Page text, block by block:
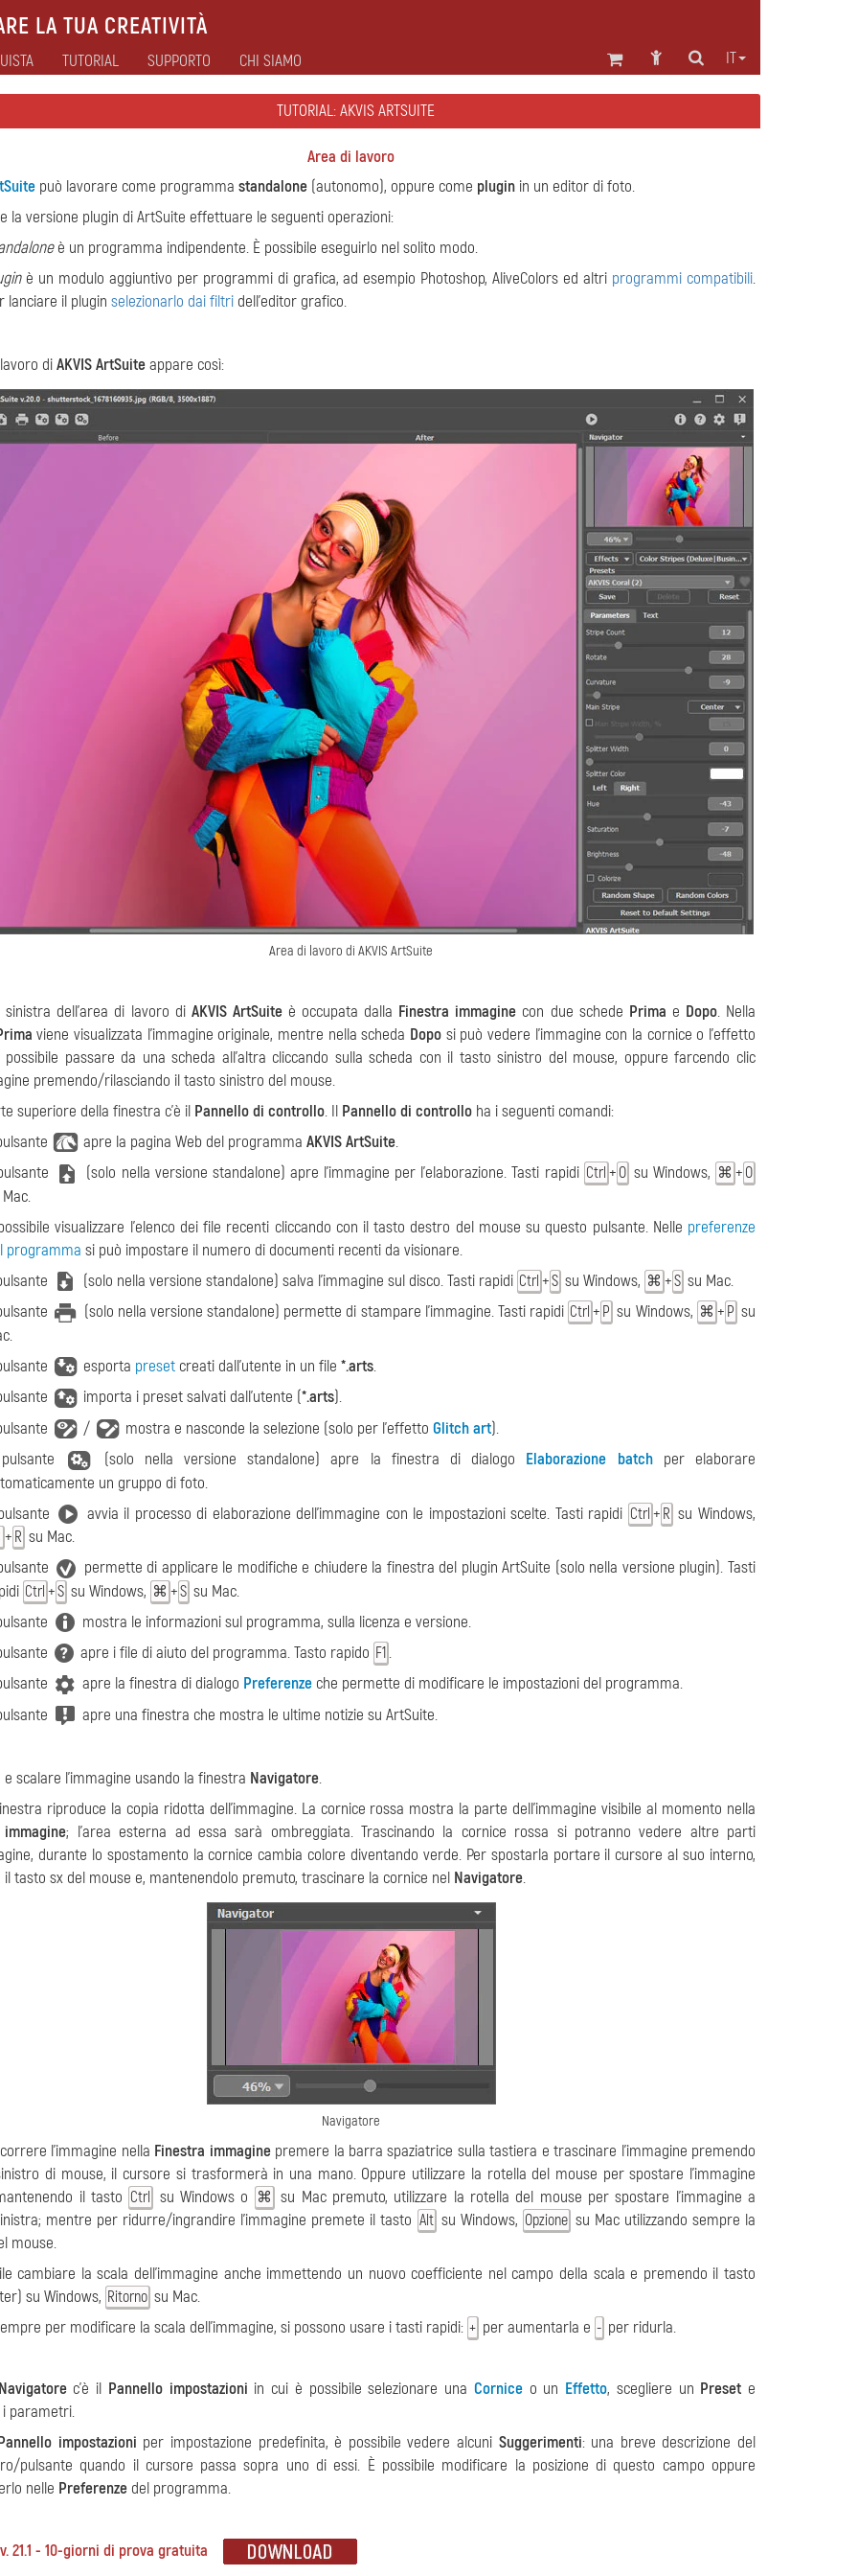
LA TUA CREATIVITÀ
IT
TUTORIAL SUPPORTO CHI SIAMO
TUTORIAL: AKVIS ARTSUITE
Area di lavoro
può lavorare come programma standalone (autonomo), oppure come plugin in un editor di foto.
la versione plugin di ArtSuite effettuare le seguenti operazioni:
è un programma indipendente. È possibile eseguirlo nel solito modo.
è un modulo aggiuntivo per programmi di grafica, ad esempio Photoshop, AliveColors ed altri programmi compatibili.
lanciare il plugin selezionarlo dai filtri dell'editor grafico.
diAKVIS ArtSuiteappare così:
Area di lavoro di AKVIS ArtSuite
dell’area di lavoro di AKVIS ArtSuiteè occupata dalla Finestra immagine con due schede Prima e Dopo. Nella
viene visualizzata l'immagine originale, mentre nella scheda Dopo si può vedere l’immagine con la cornice o l’effetto
possibile passare da una scheda all’altra cliccando sulla scheda con il tasto sinistro del mouse, oppure farcendo clic
premendo/rilasciando il tasto sinistro del mouse.
superiore della finestra c’è il Pannello di controllo. Il Pannello di controllo ha i seguenti comandi:
apre la pagina Web del programma AKVIS ArtSuite.
(solo nella versione standalone) apre l’immagine per l'elaborazione. Tasti rapidi Ctrl + O su Windows, ⌘ + O
visualizzare l'elenco dei file recenti cliccando con il tasto destro del mouse su questo pulsante. Nelle preferenze
programma si può impostare il numero di documenti recenti da visionare.
(solo nella versione standalone) salva l'immagine sul disco. Tasti rapidi Ctrl +S su Windows, ⌘ +S su Mac.
(solo nella versione standalone) permette di stampare l'immagine. Tasti rapidi Ctrl + P su Windows, ⌘ + P su
esporta preset creati dall'utente in un file *.arts.
importa i preset salvati dall’utente (*.arts).
/ mostra e nasconde la selezione (solo per l'effetto Glitch art).
(solo nella versione standalone) apre la finestra di dialogo Elaborazione batchper elaborare
un gruppo di foto.
avvia il processo di elaborazione dell’immagine con le impostazioni scelte. Tasti rapidi Ctrl + R su Windows,
+ R su Mac.
permette di applicare le modifiche e chiudere la finestra del plugin ArtSuite (solo nella versione plugin). Tasti
Ctrl +S su Windows, ⌘ +S su Mac.
mostra le informazioni sul programma, sulla licenza e versione.
apre i file di aiuto del programma. Tasto rapido F1 .
apre la finestra di dialogo Preferenze che permette di modificare le impostazioni del programma.
apre una finestra che mostra le ultime notizie su ArtSuite.
e scalare l'immagine usando la finestra Navigatore.
riproduce la copia ridotta dell'immagine. La cornice rossa mostra la parte dell'immagine visibile al momento nella
; l’area esterna ad essa sarà ombreggiata. Trascinando la cornice rossa si potranno vedere altre parti
durante lo spostamento la cornice cambia colore diventando verde. Per spostarla portare il cursore al suo interno,
tasto sx del mouse e, mantenendolo premuto, trascinare la cornice nel Navigatore.
Navigatore
l'immagine nella Finestra immaginepremere la barra spaziatrice sulla tastiera e trascinare l'immagine premendo
di mouse, il cursore si trasformerà in una mano. Oppure utilizzare la rotella del mouse per spostare l'immagine
il tasto Ctrl su Windows o ⌘ su Mac premuto, utilizzare la rotella del mouse per spostare l’immagine a
mentre per ridurre/ingrandire l’immagine premete il tasto Alt su Windows, Opzione su Mac utilizzando sempre la
mouse.
cambiare la scala dell'immagine anche immettendo un nuovo coefficiente nel campo della scala e premendo il tasto
su Windows, Ritorno su Mac.
per modificare la scala dell'immagine, si possono usare i tasti rapidi: + per aumentarla e - per ridurla.
Navigatorec’è il Pannello impostazioni in cui è possibile selezionare una Corniceo un Effetto, scegliere un Preset e
parametri.
impostazioni per impostazione predefinita, è possibile vedere alcuni Suggerimenti: una breve descrizione del
pulsante quando il cursore passa sopra uno di essi. È possibile modificare la posizione di questo campo oppure
nelle Preferenze del programma.
21.1 - 10-giorni di prova gratuita